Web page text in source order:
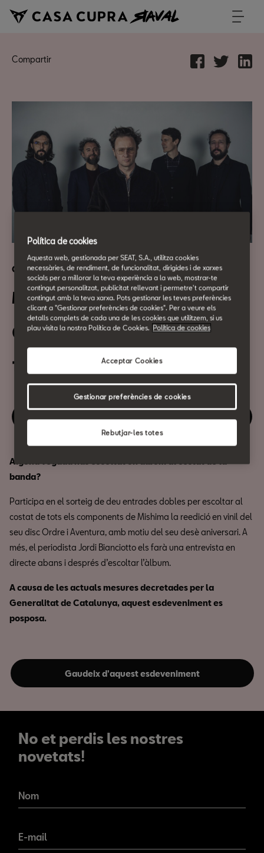
Compartir
Cultura urbana
Mishima sona a CASA SEAT
06 de Novembre
18:30h
Alguna vegada has escoltat un àlbum al costat de la
banda?
Participa en el sorteig de deu entrades dobles per escoltar al
costat de tots els components de Mishima la reedició en vinil del
seu disc Ordre i Aventura, amb motiu del seu desè aniversari. A
més, el periodista Jordi Bianciotto els farà una entrevista en
directe abans i després d’escoltar l’àlbum.
A causa de les actuals mesures decretades per la
Generalitat de Catalunya, aquest esdeveniment es
posposa.
Gaudeix d'aquest esdeveniment
No et perdis les nostres
novetats!
novetats!
Nom
E-mail
Política de cookies
Aquesta web, gestionada per SEAT, S.A., utilitza cookies
necessàries, de rendiment, de funcionalitat, dirigides i de xarxes
socials per a millorar la teva experiència a la web, mostrar-te
contingut personalitzat, publicitat rellevant i permetre't compartir
contingut amb la teva xarxa. Pots gestionar les teves preferències
clicant a "Gestionar preferències de cookies". Per a veure els
detalls complets de cada una de les cookies que utilitzem, si us
plau visita la nostra Política de Cookies. Política de cookies
Rebutjar-les totes
Acceptar Cookies
Gestionar preferències de cookies